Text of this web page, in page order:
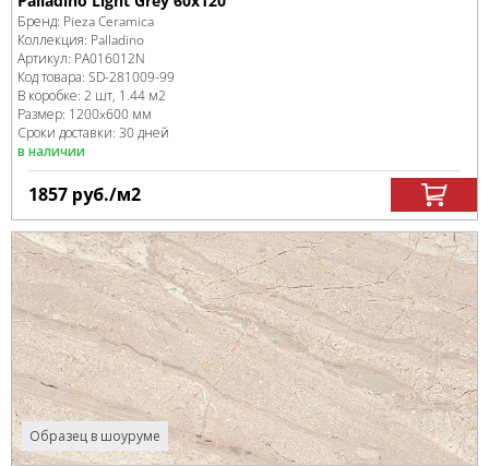
Бренд: Pieza Ceramica
Коллекция: Palladino
Артикул: PA016012N
Код товара: SD-281009-99
В коробке: 2 шт, 1.44 м2
Размер: 1200x600 мм
Сроки доставки: 30 дней
в наличии
1857 руб./м2
Образец в шоуруме